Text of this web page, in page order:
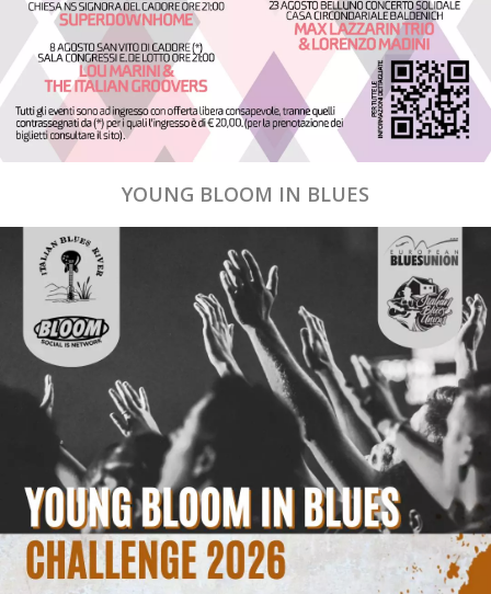
YOUNG BLOOM IN BLUES